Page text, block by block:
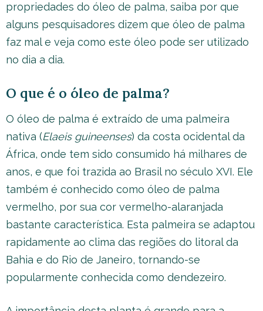
propriedades do óleo de palma, saiba por que
alguns pesquisadores dizem que óleo de palma
faz mal e veja como este óleo pode ser utilizado
no dia a dia.
O que é o óleo de palma?
O óleo de palma é extraído de uma palmeira
nativa (Elaeis guineenses) da costa ocidental da
África, onde tem sido consumido há milhares de
anos, e que foi trazida ao Brasil no século XVI. Ele
também é conhecido como óleo de palma
vermelho, por sua cor vermelho-alaranjada
bastante característica. Esta palmeira se adaptou
rapidamente ao clima das regiões do litoral da
Bahia e do Rio de Janeiro, tornando-se
popularmente conhecida como dendezeiro.